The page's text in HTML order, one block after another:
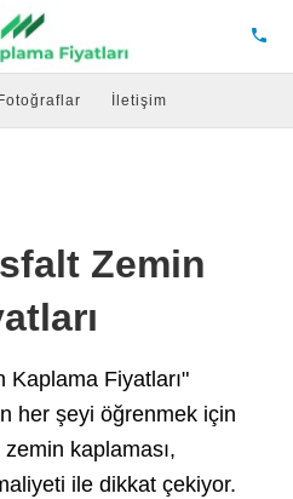
Fotoğraflar İletişim
Zemin
Kaplama Fiyatları"
her şeyi öğrenmek için
kaplaması,
ile dikkat çekiyor.